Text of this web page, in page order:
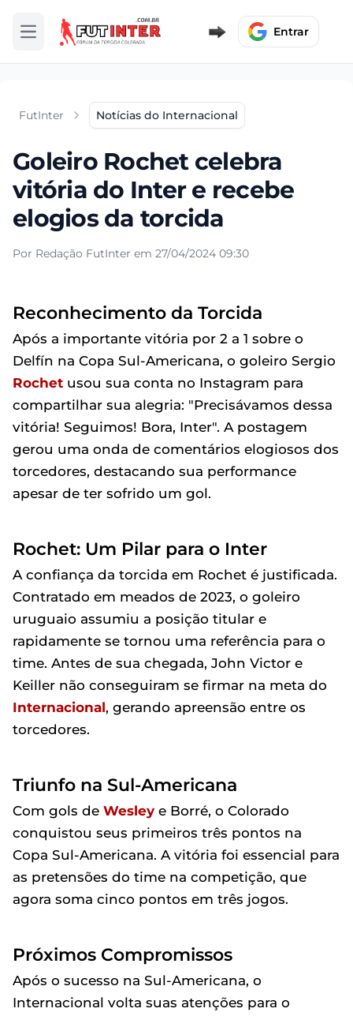
Abrir menu Entrar
FutInter Notícias do Internacional
Goleiro Rochet celebra
vitória do Inter e recebe
elogios da torcida
Por Redação FutInter em 27/04/2024 09:30
Reconhecimento da Torcida
Após a importante vitória por 2 a 1 sobre o
Delfín na Copa Sul-Americana, o goleiro Sergio
Rochet usou sua conta no Instagram para
compartilhar sua alegria: "Precisávamos dessa
vitória! Seguimos! Bora, Inter". A postagem
gerou uma onda de comentários elogiosos dos
torcedores, destacando sua performance
apesar de ter sofrido um gol.
Rochet: Um Pilar para o Inter
A confiança da torcida em Rochet é justificada.
Contratado em meados de 2023, o goleiro
uruguaio assumiu a posição titular e
rapidamente se tornou uma referência para o
time. Antes de sua chegada, John Victor e
Keiller não conseguiram se firmar na meta do
Internacional, gerando apreensão entre os
torcedores.
Triunfo na Sul-Americana
Com gols de Wesley e Borré, o Colorado
conquistou seus primeiros três pontos na
Copa Sul-Americana. A vitória foi essencial para
as pretensões do time na competição, que
agora soma cinco pontos em três jogos.
Próximos Compromissos
Após o sucesso na Sul-Americana, o
Internacional volta suas atenções para o